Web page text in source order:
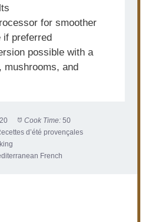
for smoother
if preferred
possible with a
mushrooms, and
20 Cook Time: 50
d’été provençales
French